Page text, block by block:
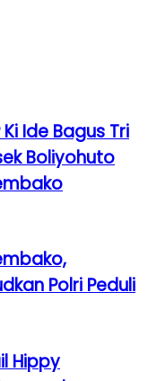
Ide Bagus Tri
Boliyohuto
Polri Peduli
Hippy